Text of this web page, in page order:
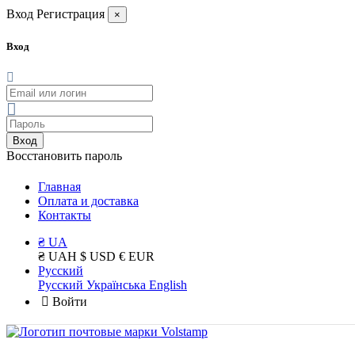
Вход Регистрация ×
Вход
Вход
Восстановить пароль
Главная
Оплата и доставка
Контакты
₴ UA
₴ UAH $ USD € EUR
Русский
Русский Українська English
Войти